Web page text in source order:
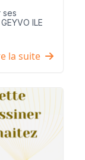
ses
ILE
la suite